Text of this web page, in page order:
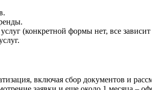
услуг (конкретной формы нет, все
включая сбор документов и